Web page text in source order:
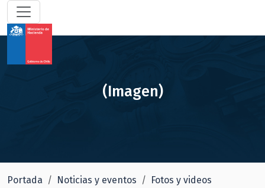
(Imagen)
Portada Noticias y eventos
Fotos y videos